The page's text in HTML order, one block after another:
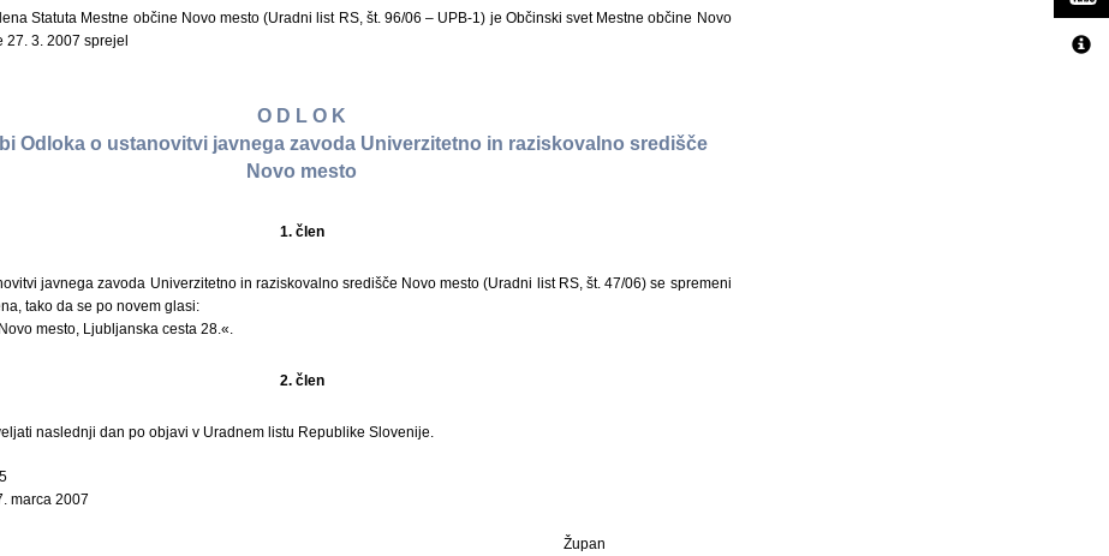
Statuta Mestne občine Novo mesto (Uradni list RS, št. 96/06 – UPB-1) je Občinski svet Mestne občine Novo
27. 3. 2007 sprejel
O D L O K
Odloka o ustanovitvi javnega zavoda Univerzitetno in raziskovalno središče
Novo mesto
1. člen
javnega zavoda Univerzitetno in raziskovalno središče Novo mesto (Uradni list RS, št. 47/06) se spremeni
tako da se po novem glasi:
mesto, Ljubljanska cesta 28.«.
2. člen
naslednji dan po objavi v Uradnem listu Republike Slovenije.
marca 2007
Župan